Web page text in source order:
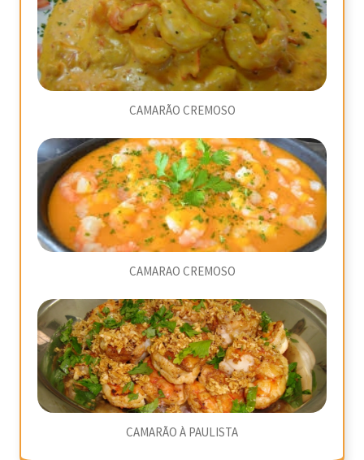
CAMARÃO CREMOSO
CAMARAO CREMOSO
CAMARÃO À PAULISTA